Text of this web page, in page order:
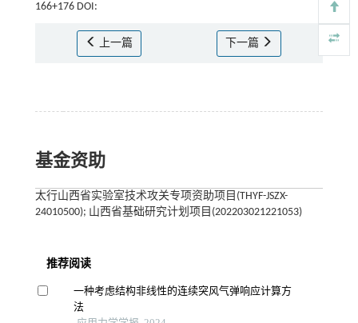
166+176 DOI:
上一篇 下一篇
基金资助
太行山西省实验室技术攻关专项资助项目(THYF-JSZX-
24010500); 山西省基础研究计划项目(202203021221053)